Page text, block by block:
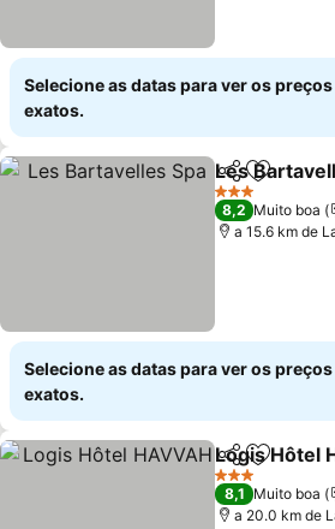
Selecione as datas para ver os preços
exatos.
Partilhar
Les
3 Estrelas
8,2 Muito boa
a 15.6 km de
Selecione as datas para ver os preços
exatos.
Partilhar
Logis Hôtel
3 Estrelas
8,1 Muito boa
a 20.0 km de